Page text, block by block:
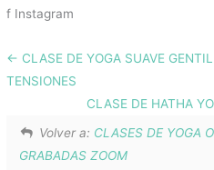
f Instagram
CLASE DE YOGA SUAVE
TENSIONES
CLASE DE HATHA
Volver a: CLASES DE YOGA
GRABADAS ZOOM